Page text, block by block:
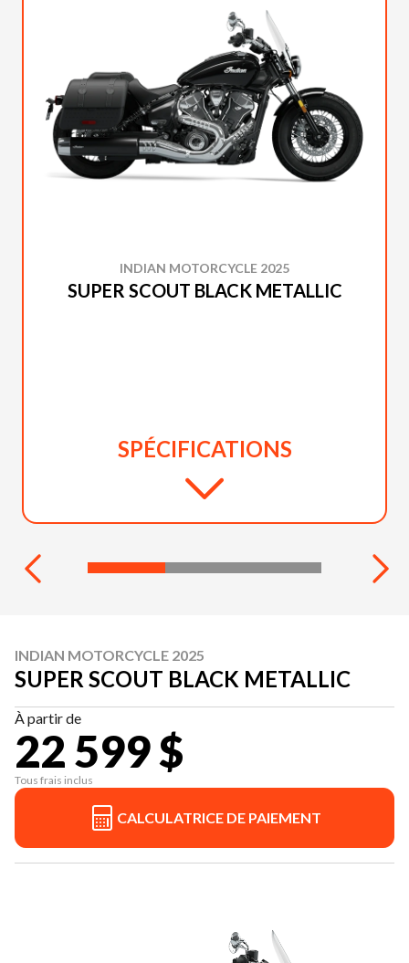
INDIAN MOTORCYCLE 2025
SUPER SCOUT BLACK METALLIC
SPÉCIFICATIONS
INDIAN MOTORCYCLE 2025
SUPER SCOUT BLACK METALLIC
À partir de
22 599 $
Tous frais inclus
CALCULATRICE DE PAIEMENT